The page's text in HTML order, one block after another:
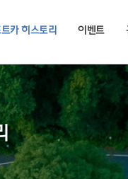
카 히스토리 이벤트